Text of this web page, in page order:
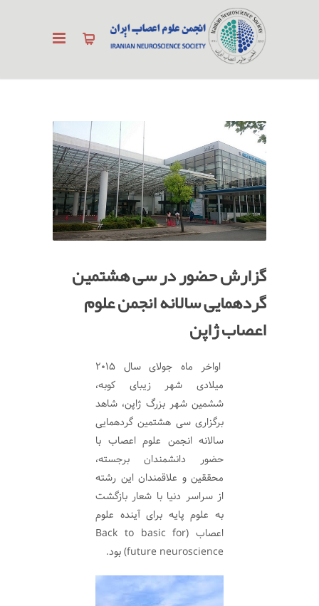
گزارش حضور در سی هشتمین
گردهمایی سالانه انجمن علوم
اعصاب ژاپن
اواخر ماه جولای سال 2015
میلادی شهر زیبای کوبه،
ششمین شهر بزرگ ژاپن، شاهد
برگزاری سی هشتمین گردهمایی
سالانه انجمن علوم اعصاب با
حضور دانشمندان برجسته،
محققین و علاقمندان این رشته
از سراسر دنیا با شعار بازگشت
به علوم پایه برای آینده علوم
اعصاب (Back to basic for
future neuroscience) بود.